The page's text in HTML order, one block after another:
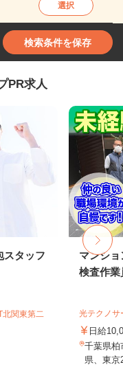
選択
検索条件を保存
PR求人
スタッフ
関東第二
マンシ
検査作業
光テクノサ
日給
千葉県柏
県、東